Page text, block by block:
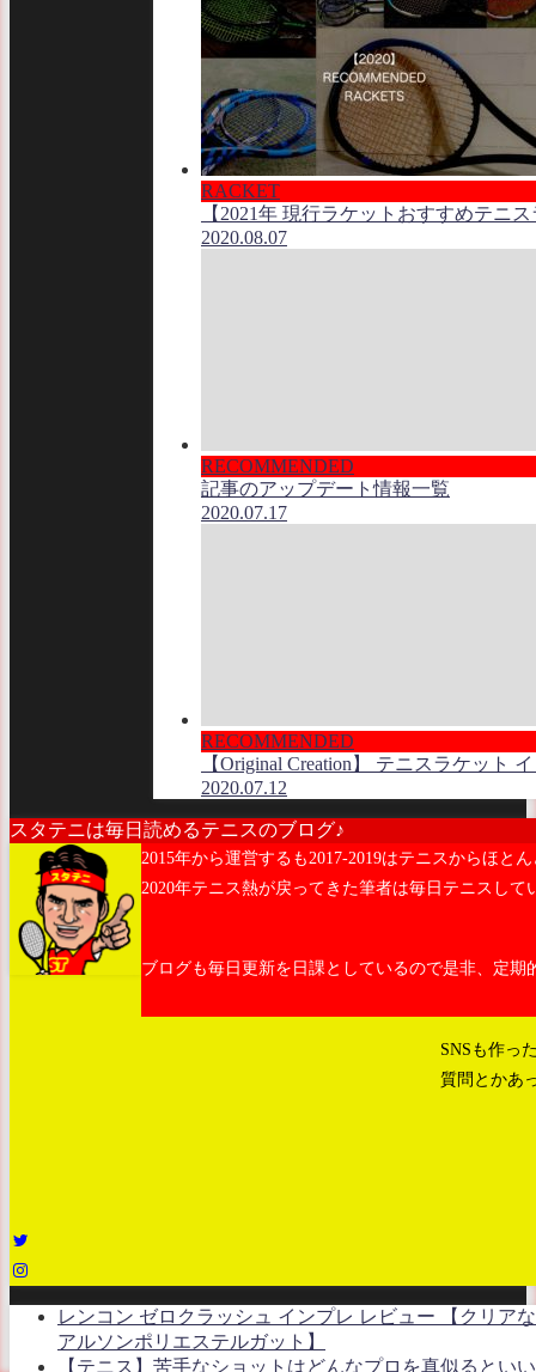
RACKET
【2021年 現行ラケットおすすめテニ
2020.08.07
RECOMMENDED
記事のアップデート情報一覧
2020.07.17
RECOMMENDED
【Original Creation】 テニスラケット
2020.07.12
スタテニは毎日読めるテニスのブログ♪
2015年から運営するも2017-2019はテニスからほと
2020年テニス熱が戻ってきた筆者は毎日テニスして
ブログも毎日更新を日課としているので是非、定期
SNSも作っ
質問とかあ
レンコン ゼロクラッシュ インプレ レビュー 【クリア
アルソンポリエステルガット】
【テニス】苦手なショットはどんなプロを真似るとい